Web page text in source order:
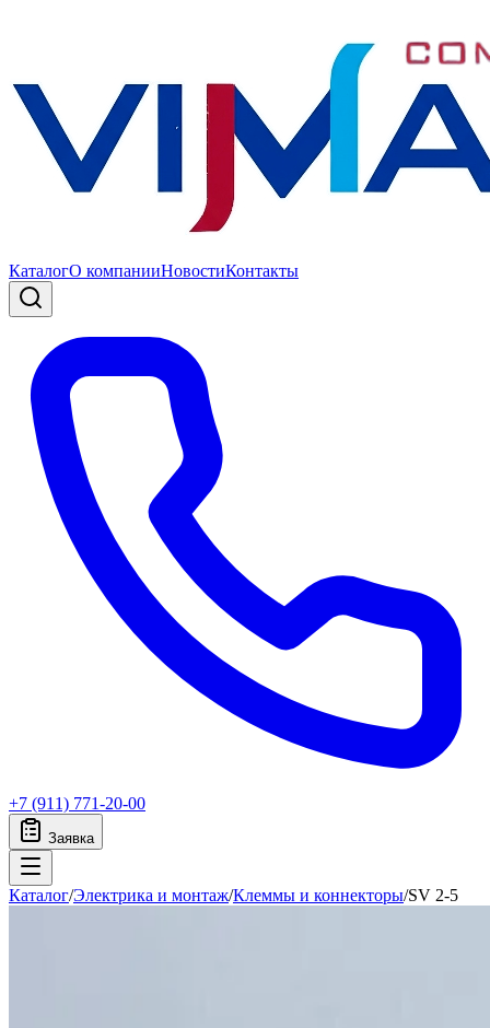
КаталогО компанииНовостиКонтакты
+7 (911) 771-20-00
Заявка
Каталог/Электрика и монтаж/Клеммы и коннекторы/SV 2-5